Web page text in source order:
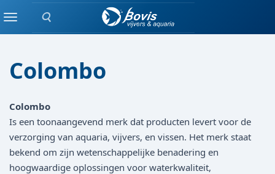
Zoeken
MenuMerken
Colombo
Colombo
Is een toonaangevend merk dat producten levert voor de
verzorging van aquaria, vijvers, en vissen. Het merk staat
bekend om zijn wetenschappelijke benadering en
hoogwaardige oplossingen voor waterkwaliteit,